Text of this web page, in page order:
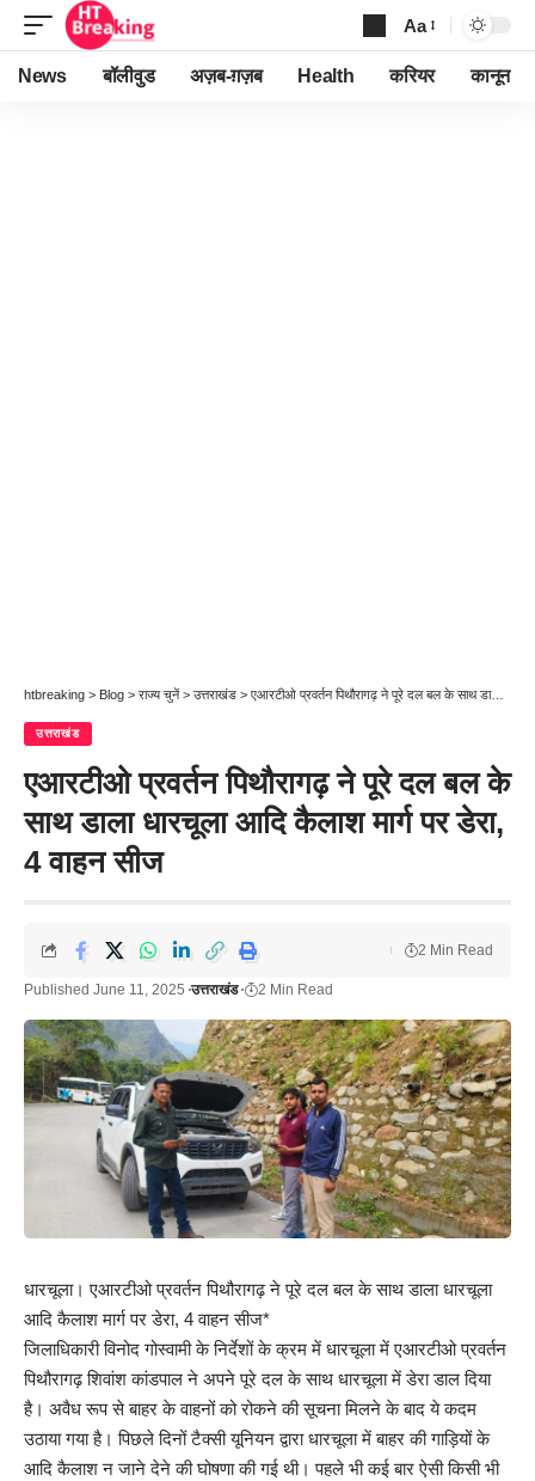
Font
Resizer
Aa
News बॉलीवुड अज़ब-ग़ज़ब Health करियर कानून
htbreaking > Blog > राज्य चुनें > उत्तराखंड > एआरटीओ प्रवर्तन पिथौरागढ़ ने पूरे दल बल के साथ डाला धारचूला आदि कैलाश मार्ग पर डेरा, 4 वाहन सीज
उत्तराखंड
एआरटीओ प्रवर्तन पिथौरागढ़ ने पूरे दल बल के
साथ डाला धारचूला आदि कैलाश मार्ग पर डेरा,
4 वाहन सीज
Published June 11, 2025 उत्तराखंड 2 Min Read
2 Min Read
धारचूला। एआरटीओ प्रवर्तन पिथौरागढ़ ने पूरे दल बल के साथ डाला धारचूला
आदि कैलाश मार्ग पर डेरा, 4 वाहन सीज*
जिलाधिकारी विनोद गोस्वामी के निर्देशों के क्रम में धारचूला में एआरटीओ प्रवर्तन
पिथौरागढ़ शिवांश कांडपाल ने अपने पूरे दल के साथ धारचूला में डेरा डाल दिया
है। अवैध रूप से बाहर के वाहनों को रोकने की सूचना मिलने के बाद ये कदम
उठाया गया है। पिछले दिनों टैक्सी यूनियन द्वारा धारचूला में बाहर की गाड़ियों के
आदि कैलाश न जाने देने की घोषणा की गई थी। पहले भी कई बार ऐसी किसी भी